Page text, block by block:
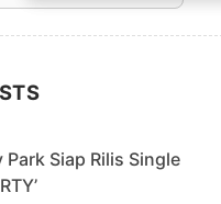
Siap Rilis Single